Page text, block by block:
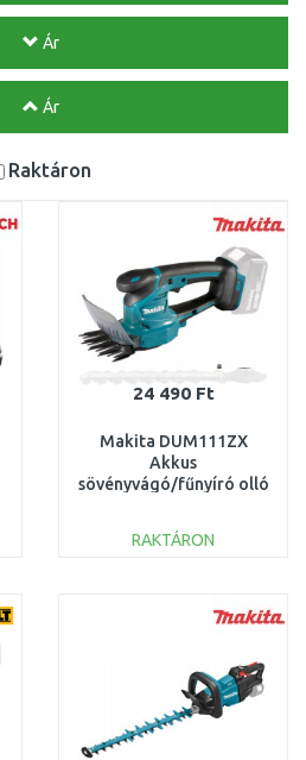
Ár
Ár
Raktáron
24 490 Ft
Makita DUM111ZX
Akkus
sövényvágó/fűnyíró olló
töltő nélkül
RAKTÁRON
Összehasonlítás